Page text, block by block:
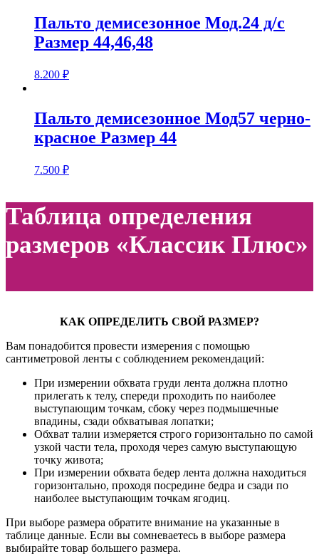
Пальто демисезонное Мод.24 д/с
Размер 44,46,48
8.200 ₽
Пальто демисезонное Мод57 черно-
красное Размер 44
7.500 ₽
Таблица определения
размеров «Классик Плюс»
КАК ОПРЕДЕЛИТЬ СВОЙ РАЗМЕР?
Вам понадобится провести измерения с помощью
сантиметровой ленты с соблюдением рекомендаций:
При измерении обхвата груди лента должна плотно
прилегать к телу, спереди проходить по наиболее
выступающим точкам, сбоку через подмышечные
впадины, сзади обхватывая лопатки;
Обхват талии измеряется строго горизонтально по самой
узкой части тела, проходя через самую выступающую
точку живота;
При измерении обхвата бедер лента должна находиться
горизонтально, проходя посредине бедра и сзади по
наиболее выступающим точкам ягодиц.
При выборе размера обратите внимание на указанные в
таблице данные. Если вы сомневаетесь в выборе размера
выбирайте товар большего размера.